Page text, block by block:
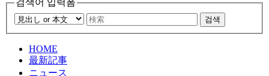
검색어 입력폼
검색
HOME
最新記事
ニュース